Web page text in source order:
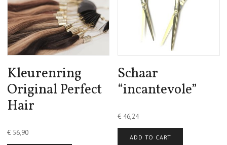
Kleurenring
Original Perfect
Hair
€56,90
Schaar
“incantevole”
€ 46,24
ADD TO CART